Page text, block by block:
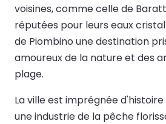
voisines, comme celle de
réputées pour leurs eaux
de Piombino une destination
amoureux de la nature et des
plage.
La ville est imprégnée
une industrie de la pêche